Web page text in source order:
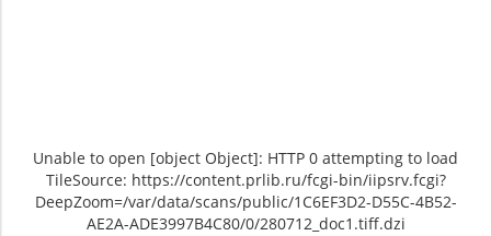
Unable to open [object Object]: HTTP 0 attempting to load
TileSource: https://content.prlib.ru/fcgi-bin/iipsrv.fcgi?
DeepZoom=/var/data/scans/public/1C6EF3D2-D55C-4B52-
AE2A-ADE3997B4C80/0/280712_doc1.tiff.dzi